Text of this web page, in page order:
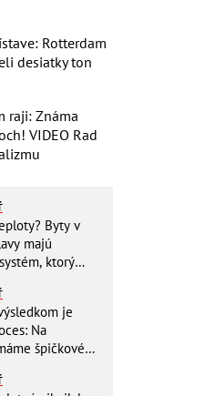
Rotterdam
desiatky ton
raji: Známa
VIDEO Rad
Byty v
majú
ktorý
je
Na
špičkové